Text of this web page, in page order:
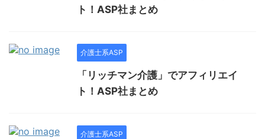
ト！ASP社まとめ
介護士系ASP
「リッチマン介護」でアフィリエイ
ト！ASP社まとめ
介護士系ASP